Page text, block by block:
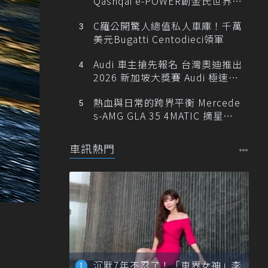
C羅公開驚人總值私人車庫！千萬
美元Bugatti Centodieci領軍
Audi 車主搶先報名 台灣奧迪推出
2026 新加坡大獎賽 Audi 極速之
熱血與日常的跨界平衡 Mercede
s-AMG GLA 35 4MATIC 摘星版
車訊熱門